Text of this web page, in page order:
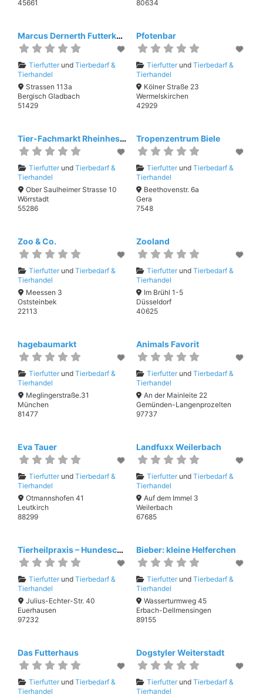
45661 80634
Marcus Dernerth Futterkonzept
Tierfutterund Tierbedarf &
Tierhandel
Strassen 113a
Bergisch Gladbach
51429
Pfotenbar
Tierfutter undTierbedarf &
Tierhandel
Kölner Straße 23
Wermelskirchen
42929
Tier-Fachmarkt Rheinhessen
Tierfutterund Tierbedarf &
Tierhandel
Ober Saulheimer Strasse 10
Wörrstadt
55286
Tropenzentrum Biele
Tierfutter undTierbedarf &
Tierhandel
Beethovenstr. 6a
Gera
7548
Zoo & Co.
Tierfutterund Tierbedarf &
Tierhandel
Meessen 3
Oststeinbek
22113
Zooland
Tierfutter undTierbedarf &
Tierhandel
Im Brühl 1-5
Düsseldorf
40625
hagebaumarkt
Tierfutterund Tierbedarf &
Tierhandel
Meglingerstraße.31
München
81477
Animals Favorit
Tierfutter undTierbedarf &
Tierhandel
An der Mainleite 22
Gemünden-Langenprozelten
97737
Eva Tauer
Tierfutterund Tierbedarf &
Tierhandel
Otmannshofen 41
Leutkirch
88299
Landfuxx Weilerbach
Tierfutter undTierbedarf &
Tierhandel
Auf dem Immel 3
Weilerbach
67685
Tierheilpraxis – Hundeschule
Tierfutterund Tierbedarf &
Tierhandel
Julius-Echter-Str. 40
Euerhausen
97232
Bieber: kleine Helferchen
Tierfutter undTierbedarf &
Tierhandel
Wasserturmweg 45
Erbach-Dellmensingen
89155
Das Futterhaus
Tierfutterund Tierbedarf &
Tierhandel
Dogstyler Weiterstadt
Tierfutter undTierbedarf &
Tierhandel